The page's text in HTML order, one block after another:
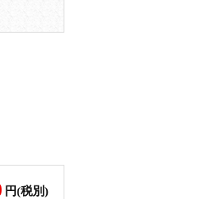
円(税別)